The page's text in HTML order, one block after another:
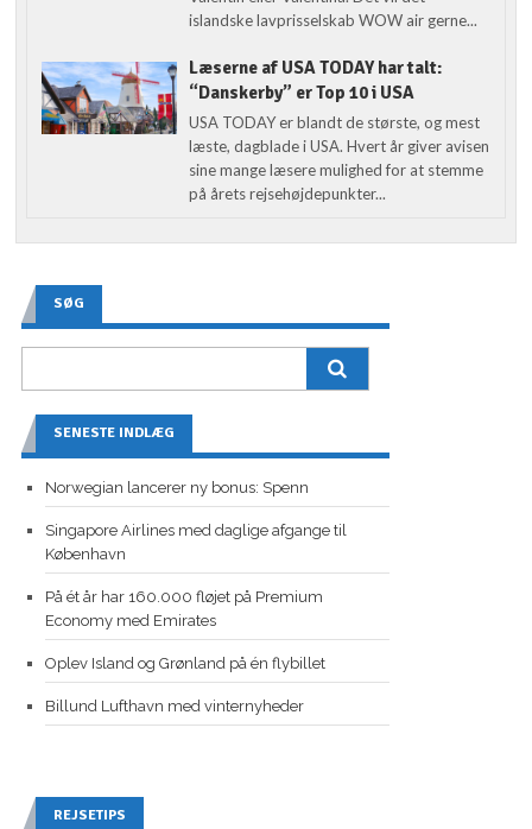
islandske lavprisselskab WOW air gerne...
Læserne af USA TODAY har talt:
“Danskerby” er Top 10 i USA
USA TODAY er blandt de største, og mest
læste, dagblade i USA. Hvert år giver avisen
sine mange læsere mulighed for at stemme
på årets rejsehøjdepunkter...
SØG
SENESTE INDLÆG
Norwegian lancerer ny bonus: Spenn
Singapore Airlines med daglige afgange til
København
På ét år har 160.000 fløjet på Premium
Economy med Emirates
Oplev Island og Grønland på én flybillet
Billund Lufthavn med vinternyheder
REJSETIPS